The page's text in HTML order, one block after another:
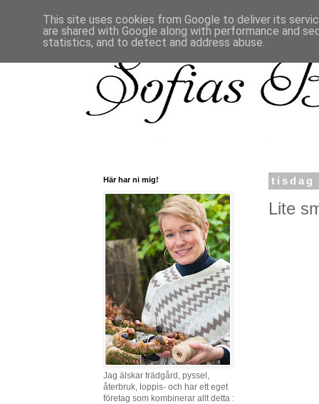
tisdag
Lite
Här har ni mig!
Jag älskar trädgård, pyssel,
återbruk, loppis- och har ett eget
företag som kombinerar allt detta :
This site uses cookies from Google to deliver its
are shared with Google along with performance and
statistics, and to detect and address abuse.